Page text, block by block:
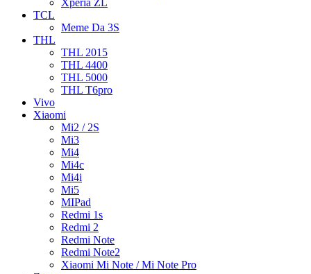
Xperia ZL
TCL
Meme Da 3S
THL
THL 2015
THL 4400
THL 5000
THL T6pro
Vivo
Xiaomi
Mi2 / 2S
Mi3
Mi4
Mi4c
Mi4i
Mi5
MIPad
Redmi 1s
Redmi 2
Redmi Note
Redmi Note2
Xiaomi Mi Note / Mi Note Pro